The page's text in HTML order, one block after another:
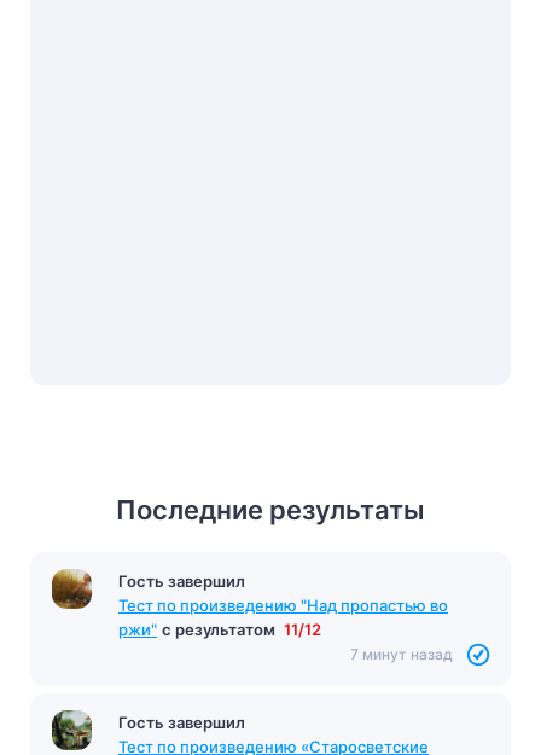
Последние результаты
Гость завершил
Тест по произведению "Над пропастью во
ржи" с результатом 11/12
7 минут назад
Гость завершил
Тест по произведению «Старосветские